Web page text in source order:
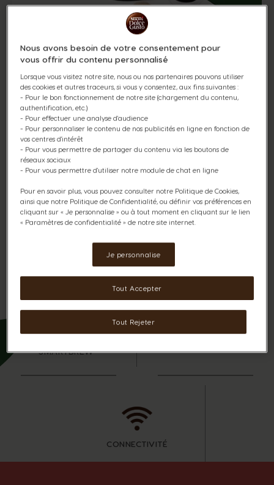
Découvrez le pouvoir de la
technologie SmartBrew™
Pensée pour les puristes, NEO Caffè offre une
expérience sensorielle inédite avec un menu 100%
dédié aux cafés noirs. Amateur d'espresso intense ou de
café long équilibré, cette machine nouvelle génération
garantit un résultat en tasse exceptionnel grâce à la
parfaite et une intensité maîtrisée adaptée aux goûts de
chacun : appuyez sur le bouton de démarrage et
découvrez l'extraction haute pression, l'extraction lente
ou bien l'extraction type Americano.​ ​
SMARTBREW™
CONNECTIVITÉ
Nous avons besoin de votre consentement pour
vous offrir du contenu personnalisé
Lorsque vous visitez notre site, nous ou nos partenaires pouvons utiliser
des cookies et autres traceurs, si vous y consentez, aux fins suivantes :
- Pour le bon fonctionnement de notre site (chargement du contenu,
authentification, etc.)
- Pour effectuer une analyse d'audience
- Pour personnaliser le contenu de nos publicités en ligne en fonction de
vos centres d'intérêt
- Pour vous permettre de partager du contenu via les boutons de
réseaux sociaux
- Pour vous permettre d'utiliser notre module de chat en ligne
Pour en savoir plus, vous pouvez consulter notre Politique de Cookies,
ainsi que notre Politique de Confidentialité, ou définir vos préférences en
cliquant sur « Je personnalise » ou à tout moment en cliquant sur le lien
« Paramètres de confidentialité » de notre site internet.
Je personnalise
Tout Rejeter
Tout Accepter